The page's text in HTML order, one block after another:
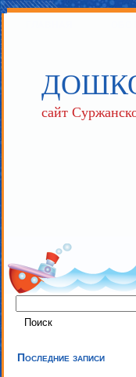
сайт
Последние записи